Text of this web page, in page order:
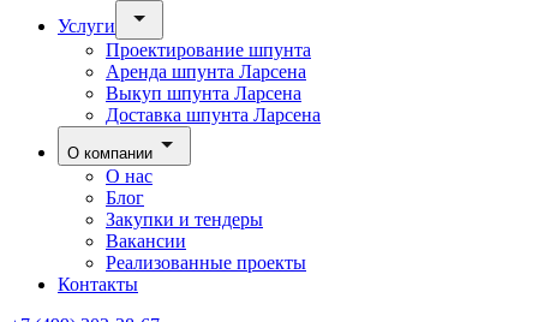
Услуги
Проектирование шпунта
Аренда шпунта Ларсена
Выкуп шпунта Ларсена
Доставка шпунта Ларсена
О компании
О нас
Блог
Закупки и тендеры
Вакансии
Реализованные проекты
Контакты